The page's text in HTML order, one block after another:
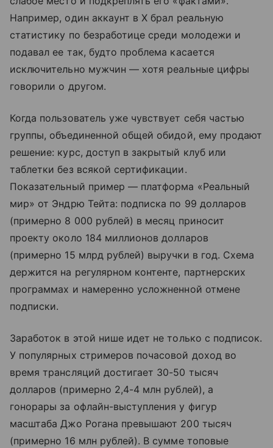
Например, один аккаунт в X брал реальную
статистику по безработице среди молодежи и
подавал ее так, будто проблема касается
исключительно мужчин — хотя реальные цифры
говорили о другом.
Когда пользователь уже чувствует себя частью
группы, объединенной общей обидой, ему продают
решение: курс, доступ в закрытый клуб или
таблетки без всякой сертификации.
Показательный пример — платформа «Реальный
мир» от Эндрю Тейта: подписка по 99 долларов
(примерно 8 000 рублей) в месяц приносит
проекту около 184 миллионов долларов
(примерно 15 млрд рублей) выручки в год. Схема
держится на регулярном контенте, партнерских
программах и намеренно усложненной отмене
подписки.
Заработок в этой нише идет не только с подписок.
У популярных стримеров почасовой доход во
время трансляций достигает 30-50 тысяч
долларов (примерно 2,4-4 млн рублей), а
гонорары за офлайн-выступления у фигур
масштаба Джо Рогана превышают 200 тысяч
(примерно 16 млн рублей). В сумме топовые